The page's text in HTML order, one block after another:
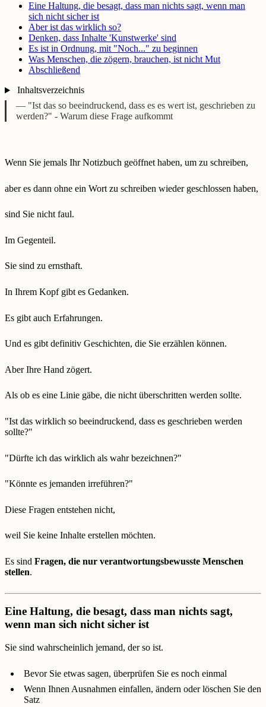
Eine Haltung, die besagt, dass man nichts sagt, wenn man
sich nicht sicher ist
Aber ist das wirklich so?
Denken, dass Inhalte 'Kunstwerke' sind
Es ist in Ordnung, mit "Noch..." zu beginnen
Was Menschen, die zögern, brauchen, ist nicht Mut
Abschließend
Inhaltsverzeichnis
— "Ist das so beeindruckend, dass es es wert ist, geschrieben zu
werden?" - Warum diese Frage aufkommt
Wenn Sie jemals Ihr Notizbuch geöffnet haben, um zu schreiben,
aber es dann ohne ein Wort zu schreiben wieder geschlossen haben,
sind Sie nicht faul.
Im Gegenteil.
Sie sind zu ernsthaft.
In Ihrem Kopf gibt es Gedanken.
Es gibt auch Erfahrungen.
Und es gibt definitiv Geschichten, die Sie erzählen können.
Aber Ihre Hand zögert.
Als ob es eine Linie gäbe, die nicht überschritten werden sollte.
"Ist das wirklich so beeindruckend, dass es geschrieben werden
sollte?"
"Dürfte ich das wirklich als wahr bezeichnen?"
"Könnte es jemanden irreführen?"
Diese Fragen entstehen nicht,
weil Sie keine Inhalte erstellen möchten.
Es sind Fragen, die nur verantwortungsbewusste Menschen
stellen.
Eine Haltung, die besagt, dass man nichts sagt,
wenn man sich nicht sicher ist
Sie sind wahrscheinlich jemand, der so ist.
Bevor Sie etwas sagen, überprüfen Sie es noch einmal
Wenn Ihnen Ausnahmen einfallen, ändern oder löschen Sie den
Satz